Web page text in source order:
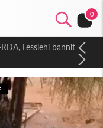
0
Lessiehi bannit